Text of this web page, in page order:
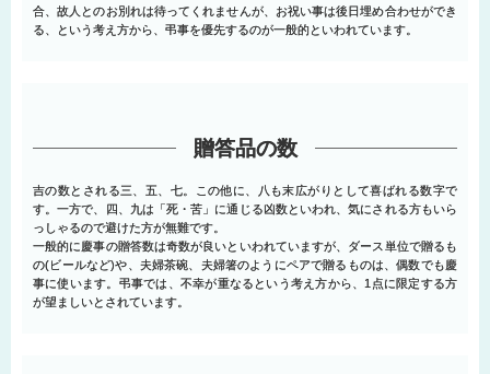
合、故人とのお別れは待ってくれませんが、お祝い事は後日埋め合わせができ
る、という考え方から、弔事を優先するのが一般的といわれています。
贈答品の数
吉の数とされる三、五、七。この他に、八も末広がりとして喜ばれる数字で
す。一方で、四、九は「死・苦」に通じる凶数といわれ、気にされる方もいら
っしゃるので避けた方が無難です。
一般的に慶事の贈答数は奇数が良いといわれていますが、ダース単位で贈るも
の(ビールなど)や、夫婦茶碗、夫婦箸のようにペアで贈るものは、偶数でも慶
事に使います。弔事では、不幸が重なるという考え方から、1点に限定する方
が望ましいとされています。